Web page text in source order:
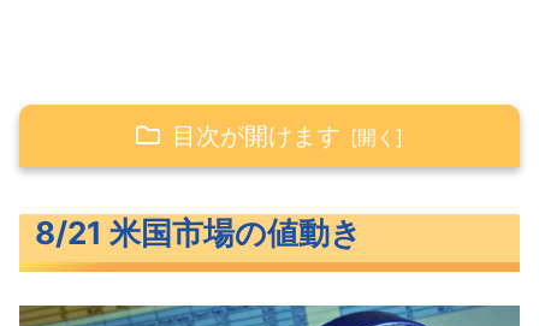
目次が開けます
買い戻された米主要3指数
8/21 米国市場の値動き